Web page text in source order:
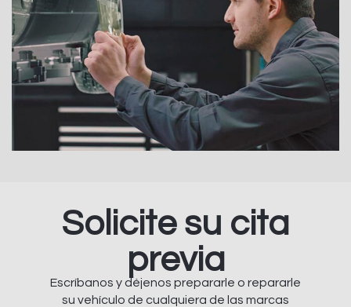
Solicite su cita
previa
Escríbanos y déjenos prepararle o repararle
su vehículo de cualquiera de las marcas